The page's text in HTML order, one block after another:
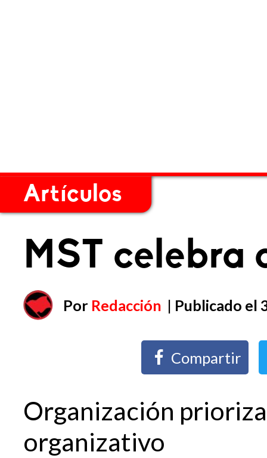
Artículos
MST celebra
Por Redacción | Publicado el
Compartir
Organización
organizativo